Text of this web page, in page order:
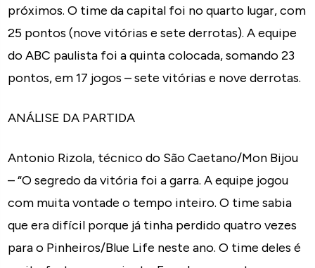
próximos. O time da capital foi no quarto lugar, com
25 pontos (nove vitórias e sete derrotas). A equipe
do ABC paulista foi a quinta colocada, somando 23
pontos, em 17 jogos – sete vitórias e nove derrotas.
ANÁLISE DA PARTIDA
Antonio Rizola, técnico do São Caetano/Mon Bijou
– “O segredo da vitória foi a garra. A equipe jogou
com muita vontade o tempo inteiro. O time sabia
que era difícil porque já tinha perdido quatro vezes
para o Pinheiros/Blue Life neste ano. O time deles é